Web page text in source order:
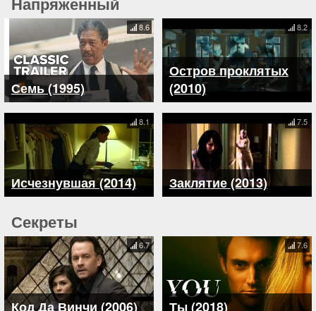
Семь (1995)
8.6
Остров проклятых
(2010)
8.2
Исчезнувшая (2014)
8.1
Заклятие (2013)
7.5
Секреты
Код Да Винчи (2006)
6.7
Ты (2018)
7.6